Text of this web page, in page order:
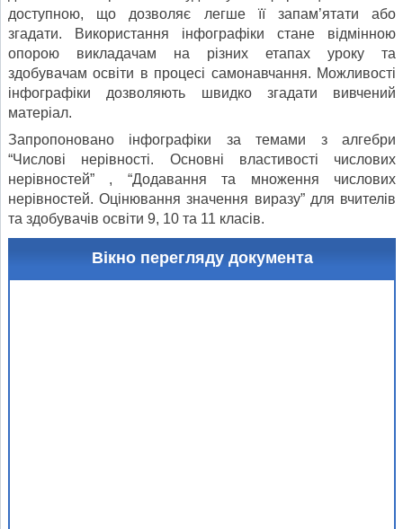
доступною, що дозволяє легше її запам’ятати або
згадати. Використання інфографіки стане відмінною
опорою викладачам на різних етапах уроку та
здобувачам освіти в процесі самонавчання. Можливості
інфографіки дозволяють швидко згадати вивчений
матеріал.
Запропоновано інфографіки за темами з алгебри
“Числові нерівності. Основні властивості числових
нерівностей” , “Додавання та множення числових
нерівностей. Оцінювання значення виразу” для вчителів
та здобувачів освіти 9, 10 та 11 класів.
Вікно перегляду документа